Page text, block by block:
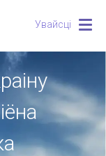
Увайсці